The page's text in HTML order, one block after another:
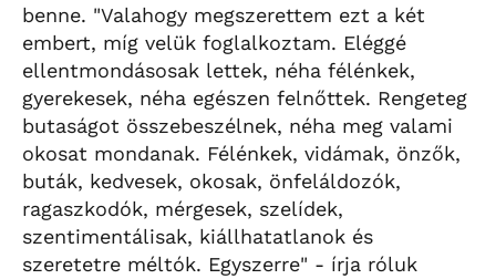
benne. "Valahogy megszerettem ezt a két
embert, míg velük foglalkoztam. Eléggé
ellentmondásosak lettek, néha félénkek,
gyerekesek, néha egészen felnőttek. Rengeteg
butaságot összebeszélnek, néha meg valami
okosat mondanak. Félénkek, vidámak, önzők,
buták, kedvesek, okosak, önfeláldozók,
ragaszkodók, mérgesek, szelídek,
szentimentálisak, kiállhatatlanok és
szeretetre méltók. Egyszerre" - írja róluk